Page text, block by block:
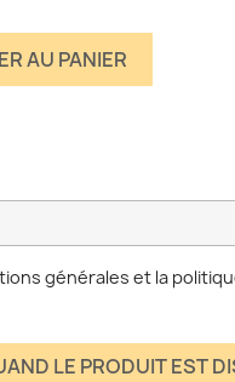
AU PANIER
générales et la
LE PRODUIT EST